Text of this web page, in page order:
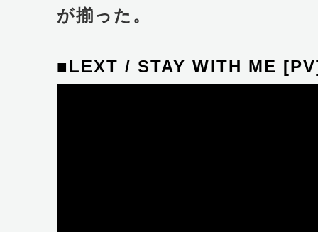
が揃った。
■LEXT / STAY WITH ME